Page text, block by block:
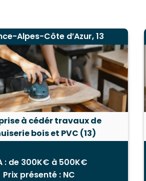
Alpes-Côte d’Azur, 13
à cédér travaux de
bois et PVC (13)
: de 300K€ à 500K€
Prix présenté : NC